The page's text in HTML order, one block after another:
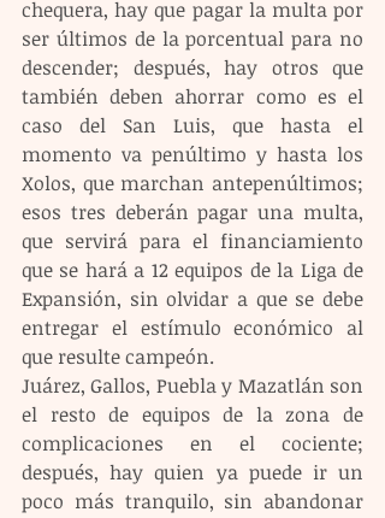
chequera, hay que pagar la multa por
ser últimos de la porcentual para no
descender; después, hay otros que
también deben ahorrar como es el
caso del San Luis, que hasta el
momento va penúltimo y hasta los
Xolos, que marchan antepenúltimos;
esos tres deberán pagar una multa,
que servirá para el financiamiento
que se hará a 12 equipos de la Liga de
Expansión, sin olvidar a que se debe
entregar el estímulo económico al
que resulte campeón.
Juárez, Gallos, Puebla y Mazatlán son
el resto de equipos de la zona de
complicaciones en el cociente;
después, hay quien ya puede ir un
poco más tranquilo, sin abandonar